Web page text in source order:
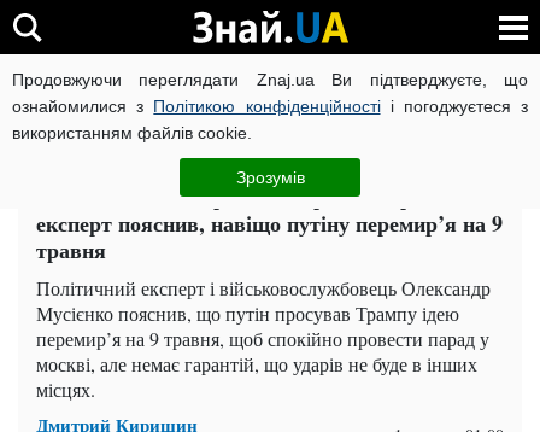
Продовжуючи переглядати Znaj.ua Ви підтверджуєте, що
ознайомилися з Політикою конфіденційностіі погоджуєтеся з
використанням файлів cookie.
Зрозумів
ВІЙНА РОСІЇ ПРОТИ УКРАЇНИ КОРОНАВІРУС В УКРАЇНІ
Політика ЧИТАТЬ НА РУССКОМ
«Бояться, щоб Україна не зірвала парад»:
експерт пояснив, навіщо путіну перемир’я на 9
травня
Політичний експерт і військовослужбовець Олександр
Мусієнко пояснив, що путін просував Трампу ідею
перемир’я на 9 травня, щоб спокійно провести парад у
москві, але немає гарантій, що ударів не буде в інших
місцях.
Дмитрий Киришин